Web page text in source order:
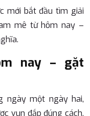
mới bắt đầu tìm giải
mê từ hôm nay –
nay – gặt
ngày một ngày hai,
vun đắp đúng cách.